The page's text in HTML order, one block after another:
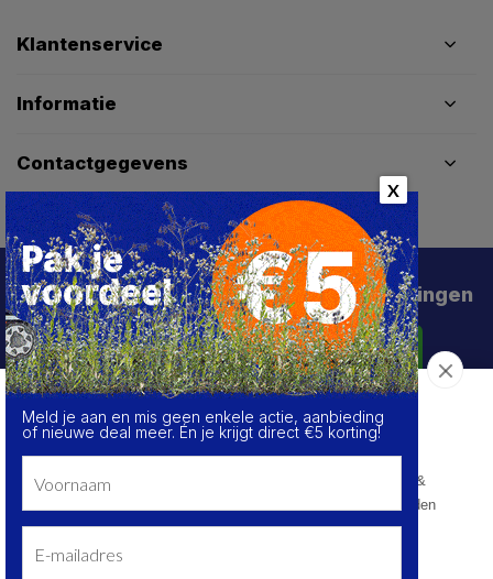
Klantenservice
Informatie
Contactgegevens
Schrijf je in voor de beste deals en kortingen
Abonneer
X
Meld je aan en mis geen enkele actie, aanbieding
of nieuwe deal meer. Én je krijgt direct €5 korting!
Over de cookies op deze website
We maken gebruik van cookies om gegevens m.b.t. de
prestaties en het gebruik van deze website te verzamelen &
analyseren, om sociale netwerkfunctionaliteiten aan te bieden
en onze content & advertenties te verbeteren en
personaliseren.